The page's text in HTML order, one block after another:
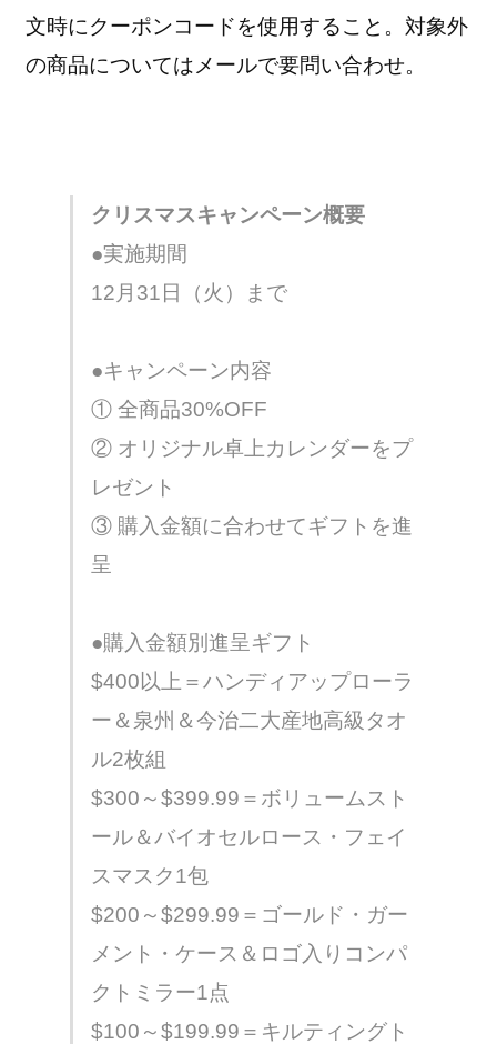
文時にクーポンコードを使用すること。対象外
の商品についてはメールで要問い合わせ。
クリスマスキャンペーン概要
●実施期間
12月31日（火）まで
●キャンペーン内容
① 全商品30%OFF
② オリジナル卓上カレンダーをプ
レゼント
③ 購入金額に合わせてギフトを進
呈
●購入金額別進呈ギフト
$400以上＝ハンディアップローラ
ー＆泉州＆今治二大産地高級タオ
ル2枚組
$300～$399.99＝ボリュームスト
ール＆バイオセルロース・フェイ
スマスク1包
$200～$299.99＝ゴールド・ガー
メント・ケース＆ロゴ入りコンパ
クトミラー1点
$100～$199.99＝キルティングト